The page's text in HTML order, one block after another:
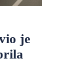
je